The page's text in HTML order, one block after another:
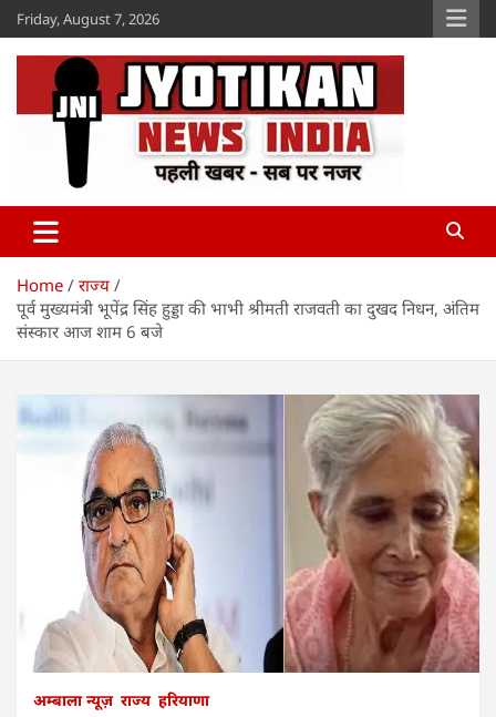
Skip
to
content
Friday, August 7, 2026
Jyotikan
Home
राज्य
पूर्व मुख्यमंत्री भूपेंद्र सिंह हुड्डा की भाभी श्रीमती राजवती का दुखद निधन, अंतिम
संस्कार आज शाम 6 बजे
अम्बाला न्यूज़ राज्य हरियाणा